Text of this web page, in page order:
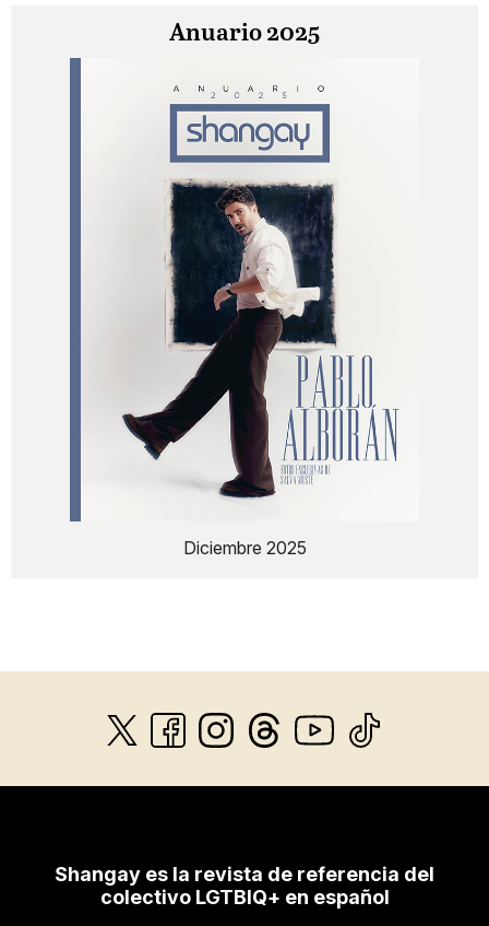
Anuario 2025
Diciembre 2025
Shangay es la revista de referencia del
colectivo LGTBIQ+ en español